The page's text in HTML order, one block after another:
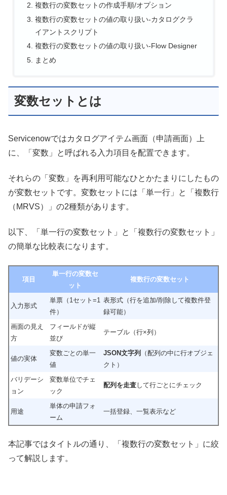
複数行の変数セットの作成手順/オプション
複数行の変数セットの値の取り扱い-カタログクラ
イアントスクリプト
複数行の変数セットの値の取り扱い-Flow Designer
まとめ
変数セットとは
Servicenowではカタログアイテム画面（申請画面）上
に、「変数」と呼ばれる入力項目を配置できます。
それらの「変数」を再利用可能なひとかたまりにしたもの
が変数セットです。変数セットには「単一行」と「複数行
（MRVS）」の2種類があります。
以下、「単一行の変数セット」と「複数行の変数セット」
の簡単な比較表になります。
項目
単一行の変数セ
ット
複数行の変数セット
入力形式
単票（1セット=1
件）
表形式（行を追加/削除して複数件登
録可能）
画面の見え
方
フィールドが縦
並び
テーブル（行×列）
値の実体
変数ごとの単一
値
JSON文字列
（配列の中に行オブジェ
クト）
バリデーシ
ョン
変数単位でチェ
ック
配列を走査して行ごとにチェック
用途
単体の申請フォ
ーム
一括登録、一覧表示など
本記事ではタイトルの通り、「複数行の変数セット」に絞
って解説します。